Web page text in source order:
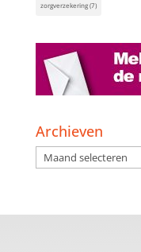
zorgverzekering(7)
Archieven
Archieven